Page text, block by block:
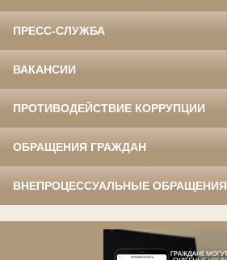
ПРЕСС-СЛУЖБА
ВАКАНСИИ
ПРОТИВОДЕЙСТВИЕ КОРРУПЦИИ
ОБРАЩЕНИЯ ГРАЖДАН
ВНЕПРОЦЕССУАЛЬНЫЕ ОБРАЩЕНИЯ